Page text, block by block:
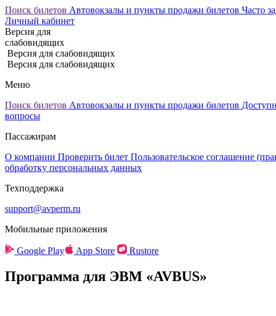
Поиск билетов Автовокзалы и пункты продажи билетов Часто
Личный кабинет
Версия для
слабовидящих
Версия для слабовидящих
Версия для слабовидящих
Меню
Поиск билетов Автовокзалы и пункты продажи билетов
вопросы
Пассажирам
О компании Проверить билет Пользовательское соглашение
обработку персональных данных
Техподдержка
support@avperm.ru
Мобильные приложения
Google Play App Store Rustore
Программа для ЭВМ «AVBUS»